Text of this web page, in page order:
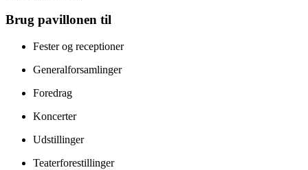
Brug pavillonen til
Fester og receptioner
Generalforsamlinger
Foredrag
Koncerter
Udstillinger
Teaterforestillinger